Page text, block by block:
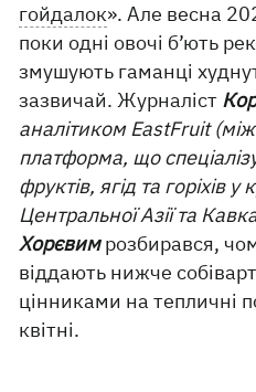
гойдалок». Але весна
поки одні овочі б’ють
змушують гаманці
зазвичай. Журналіст
аналітиком EastFruit
платформа, що
фруктів, ягід та горіхів
Центральної Азії та
Хорєвимрозбирався,
віддають нижче
цінниками на тепличні
квітні.